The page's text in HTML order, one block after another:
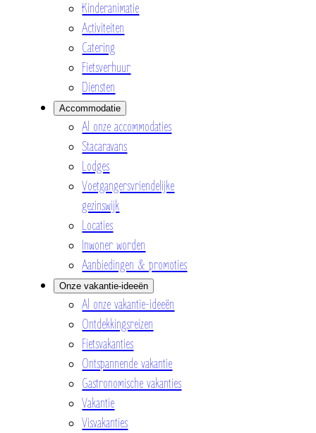
Kinderanimatie
Activiteiten
Catering
Fietsverhuur
Diensten
Accommodatie
Al onze accommodaties
Stacaravans
Lodges
Voetgangersvriendelijke
gezinswijk
Locaties
Inwoner worden
Aanbiedingen & promoties
Onze vakantie-ideeën
Al onze vakantie-ideeën
Ontdekkingsreizen
Fietsvakanties
Ontspannende vakantie
Gastronomische vakanties
Vakantie
Visvakanties